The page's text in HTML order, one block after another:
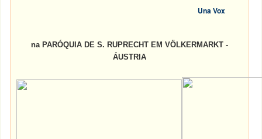
Una Vox
na PARÓQUIA DE S. RUPRECHT EM VÖLKERMARKT -
ÁUSTRIA